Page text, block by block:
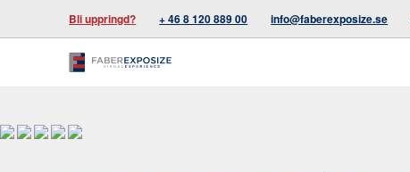
Bli uppringd? + 46 8 120 889 00 info@faberexposize.se